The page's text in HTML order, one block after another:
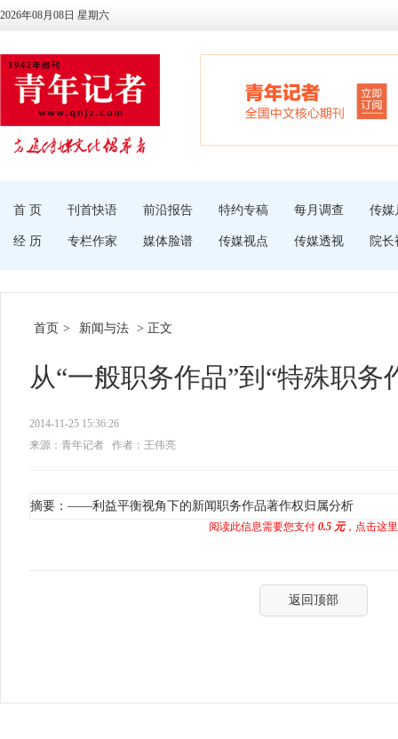
2026年08月08日 星期六
首 页 刊首快语 前沿报告 特约专稿 每月调查 传媒
经 历 专栏作家 媒体脸谱 传媒视点 传媒透视 院长
首页 > 新闻与法 > 正文
从“一般职务作品”到“特殊职务
2014-11-25 15:36:26
来源：青年记者
作者：王伟亮
摘要：——利益平衡视角下的新闻职务作品著作权归属分析
阅读此信息需要您支付 0.5 元，点击这
返回顶部